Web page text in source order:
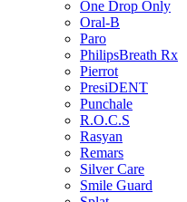
One Drop Only
Oral-B
Paro
PhilipsBreath Rx
Pierrot
PresiDENT
Punchale
R.O.C.S
Rasyan
Remars
Silver Care
Smile Guard